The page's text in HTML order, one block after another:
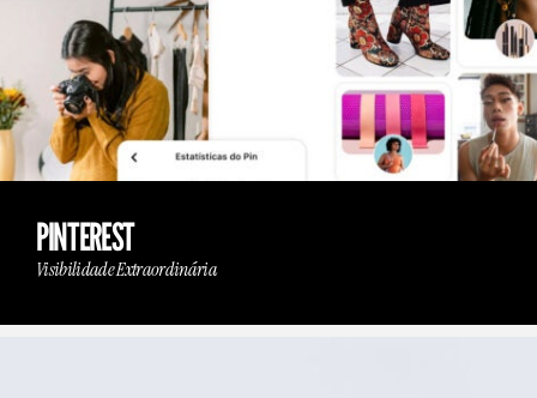
PINTEREST
Visibilidade Extraordinária